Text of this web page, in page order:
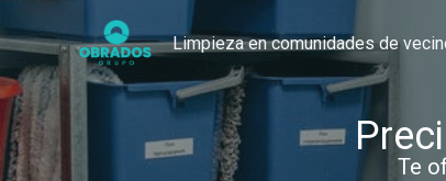
al
contenido
Limpieza en comunidades de
Te